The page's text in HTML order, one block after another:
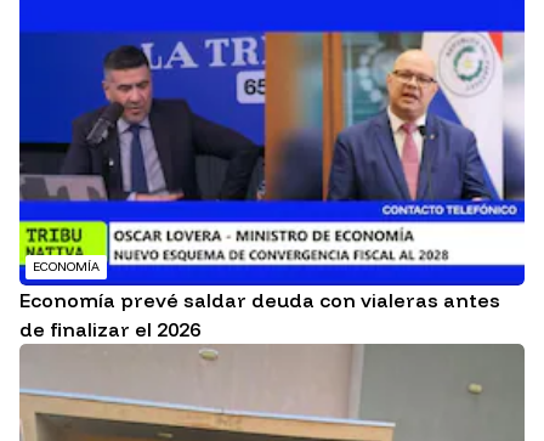
ECONOMÍA
Economía prevé saldar deuda con vialeras antes
de finalizar el 2026